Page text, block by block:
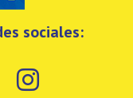
sociales: